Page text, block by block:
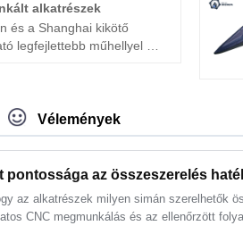
szerepet játszik a
üzemanyag -csővezetékek
hidraulikus
alkatrészek
és a Shanghai kikötő
legfejlettebb műhellyel a
valamint egy portálos
alkatrészek
hogy ügyfelei számára
megmunkálás. A
mellett, mert
gazdag tapasztalattal
Vélemények
pontossága az összeszerelés
az alkatrészek milyen simán szerelhetők
CNC megmunkálás és az ellenőrzött